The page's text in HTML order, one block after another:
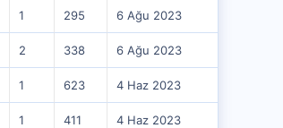
1 295 6 Ağu 2023
2 338 6 Ağu 2023
1 623 4 Haz 2023
1 411 4 Haz 2023